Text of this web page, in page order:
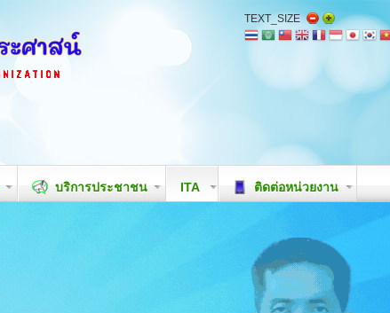
TEXT_SIZE
บริการประชาชน ITA ติดต่อหน่วยงาน